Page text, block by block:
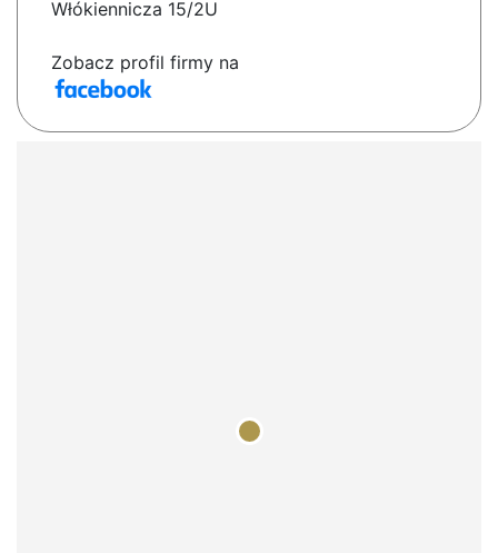
Włókiennicza 15/2U
Zobacz profil firmy na